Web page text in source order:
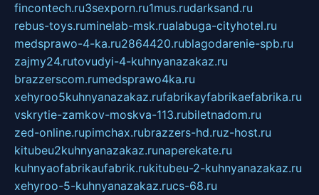
fincontech.ru3sexporn.ru1mus.rudarksand.ru
rebus-toys.ruminelab-msk.rualabuga-cityhotel.ru
medsprawo-4-ka.ru2864420.rublagodarenie-spb.ru
zajmy24.rutovudyi-4-kuhnyanazakaz.ru
brazzerscom.rumedsprawo4ka.ru
xehyroo5kuhnyanazakaz.rufabrikayfabrikaefabrika.ru
vskrytie-zamkov-moskva-113.rubiletnadom.ru
zed-online.rupimchax.rubrazzers-hd.ruz-host.ru
kitubeu2kuhnyanazakaz.runaperekate.ru
kuhnyaofabrikaufabrik.rukitubeu-2-kuhnyanazakaz.ru
xehyroo-5-kuhnyanazakaz.rucs-68.ru